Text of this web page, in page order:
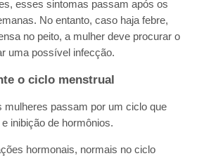
esses sintomas passam após os
No entanto, caso haja febre,
no peito, a mulher deve procurar o
uma possível infecção.
o ciclo menstrual
mulheres passam por um ciclo que
inibição de hormônios.
hormonais, normais no ciclo